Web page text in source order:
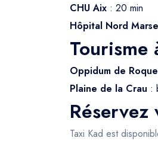
CHU Aix : 20 min
Hôpital Nord
Tourisme
Oppidum de
Plaine de la Crau :
Taxi Kad est